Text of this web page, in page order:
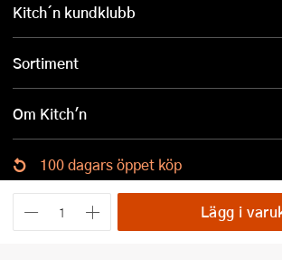
Lägg i
Kitch´n kundklubb
Sortiment
Om Kitch'n
100 dagars öppet köp
Ladda ned Kitch´n-appen